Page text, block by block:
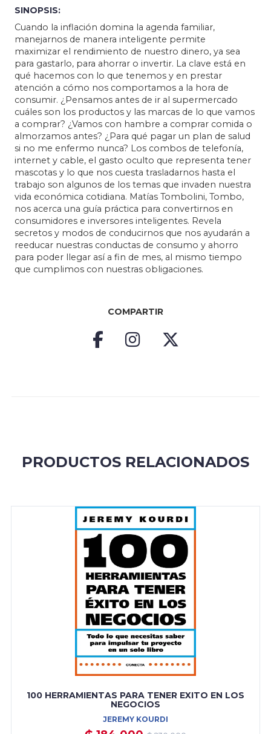
SINOPSIS:
Cuando la inflación domina la agenda familiar,
manejarnos de manera inteligente permite
maximizar el rendimiento de nuestro dinero, ya sea
para gastarlo, para ahorrar o invertir. La clave está en
qué hacemos con lo que tenemos y en prestar
atención a cómo nos comportamos a la hora de
consumir. ¿Pensamos antes de ir al supermercado
cuáles son los productos y las marcas de lo que vamos
a comprar? ¿Vamos con hambre a comprar comida o
almorzamos antes? ¿Para qué pagar un plan de salud
si no me enfermo nunca? Los combos de telefonía,
internet y cable, el gasto oculto que representa tener
mascotas y lo que nos cuesta trasladarnos hasta el
trabajo son algunos de los temas que invaden nuestra
vida económica cotidiana. Matías Tombolini, Tombo,
nos acerca una guía práctica para convertirnos en
consumidores e inversores inteligentes. Revela
secretos y modos de conducirnos que nos ayudarán a
reeducar nuestras conductas de consumo y ahorro
para poder llegar así a fin de mes, al mismo tiempo
que cumplimos con nuestras obligaciones.
COMPARTIR
PRODUCTOS RELACIONADOS
100 HERRAMIENTAS PARA TENER EXITO EN LOS
NEGOCIOS
JEREMY KOURDI